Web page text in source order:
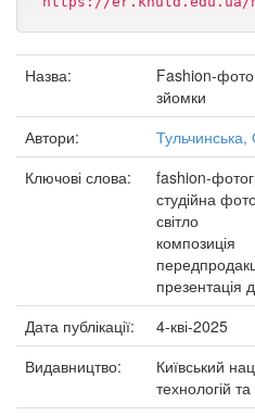
Назва:
Fashion-
зйомки
Автори:
Тульчинська,
Ключові слова:
fashion-
студійна
світло
композиція
презентація
Дата публікації:
4-кві-2025
Видавництво:
Київський
технологій